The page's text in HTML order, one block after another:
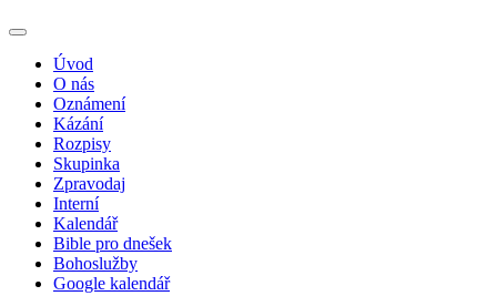
Úvod
O nás
Oznámení
Kázání
Rozpisy
Skupinka
Zpravodaj
Interní
Kalendář
Bible pro dnešek
Bohoslužby
Google kalendář